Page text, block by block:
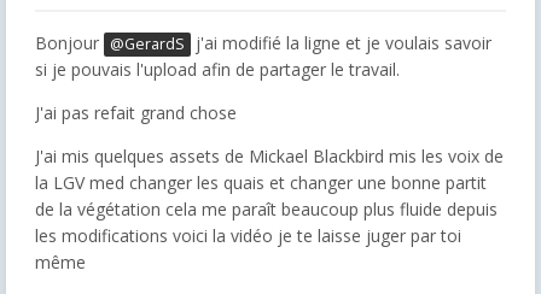
Bonjour @GerardS
j'ai modifié la ligne et je voulais savoir
si je pouvais l'upload afin de partager le travail.
J'ai pas refait grand chose
J'ai mis quelques assets de Mickael Blackbird mis les voix de
la LGV med changer les quais et changer une bonne partit
de la végétation cela me paraît beaucoup plus fluide depuis
les modifications voici la vidéo je te laisse juger par toi
même